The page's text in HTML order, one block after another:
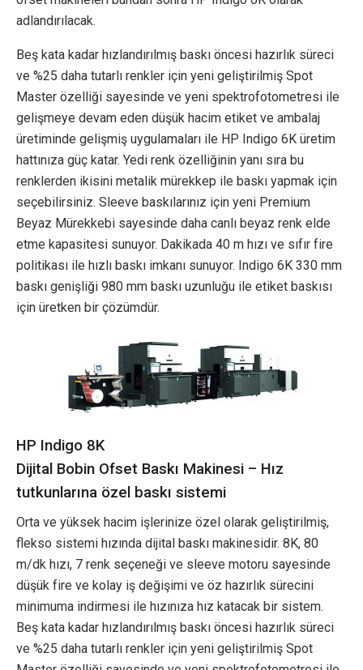
adlandırılacak.
Beş kata kadar hızlandırılmış baskı öncesi hazırlık süreci
ve %25 daha tutarlı renkler için yeni geliştirilmiş Spot
Master özelliği sayesinde ve yeni spektrofotometresi ile
gelişmeye devam eden düşük hacim etiket ve ambalaj
üretiminde gelişmiş uygulamaları ile HP Indigo 6K üretim
hattınıza güç katar. Yedi renk özelliğinin yanı sıra bu
renklerden ikisini metalik mürekkep ile baskı yapmak için
seçebilirsiniz. Sleeve baskılarınız için yeni Premium
Beyaz Mürekkebi sayesinde daha canlı beyaz renk elde
etme kapasitesi sunuyor. Dakikada 40 m hızı ve sıfır fire
politikası ile hızlı baskı imkanı sunuyor. Indigo 6K 330 mm
baskı genişliği 980 mm baskı uzunluğu ile etiket baskısı
için üretken bir çözümdür.
HP Indigo 8K
Dijital Bobin Ofset Baskı Makinesi – Hız
tutkunlarına özel baskı sistemi
Orta ve yüksek hacim işlerinize özel olarak geliştirilmiş,
flekso sistemi hızında dijital baskı makinesidir. 8K, 80
m/dk hızı, 7 renk seçeneği ve sleeve motoru sayesinde
düşük fire ve kolay iş değişimi ve öz hazırlık sürecini
minimuma indirmesi ile hızınıza hız katacak bir sistem.
Beş kata kadar hızlandırılmış baskı öncesi hazırlık süreci
ve %25 daha tutarlı renkler için yeni geliştirilmiş Spot